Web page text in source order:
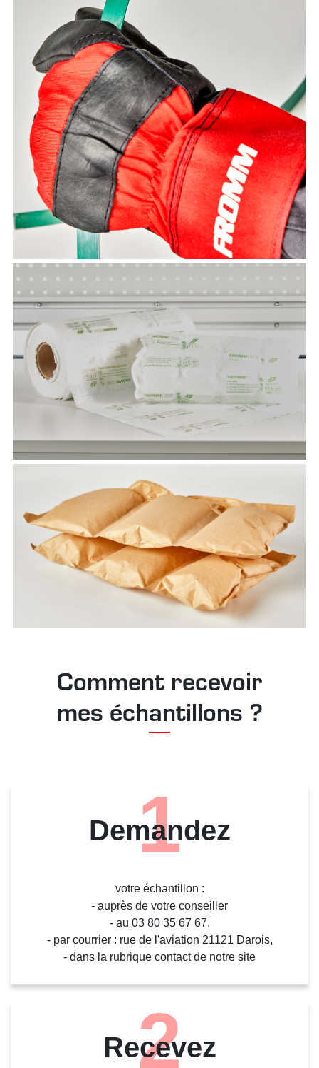
Comment recevoir
mes échantillons ?
Demandez
1
votre échantillon :
- auprès de votre conseiller
- au 03 80 35 67 67,
- par courrier : rue de l'aviation 21121 Darois,
- dans la rubrique contact de notre site
Recevez
2